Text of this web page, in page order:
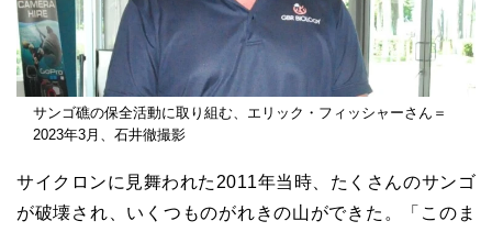
サンゴ礁の保全活動に取り組む、エリック・フィッシャーさん＝
2023年3月、石井徹撮影
サイクロンに見舞われた2011年当時、たくさんのサンゴ
が破壊され、いくつものがれきの山ができた。「このま